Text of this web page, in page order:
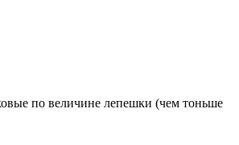
по величине лепешки (чем тоньше